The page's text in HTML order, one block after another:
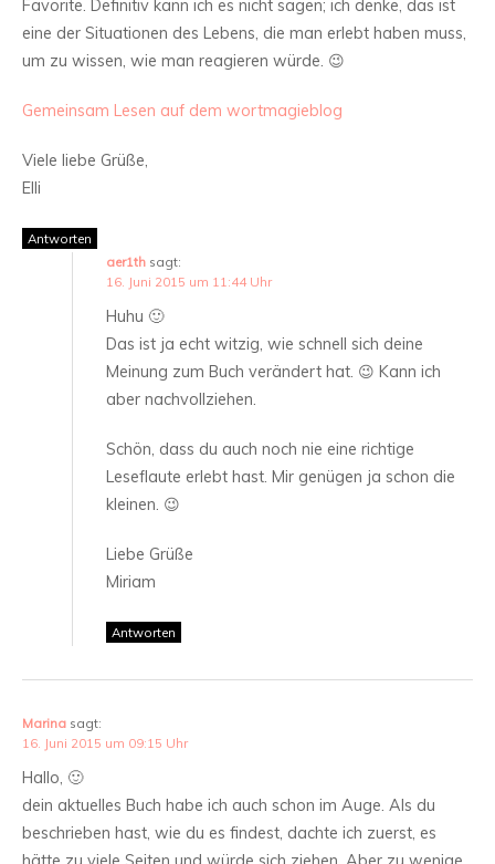
Favorite. Definitiv kann ich es nicht sagen; ich denke, das ist
eine der Situationen des Lebens, die man erlebt haben muss,
um zu wissen, wie man reagieren würde. 😉
Gemeinsam Lesen auf dem wortmagieblog
Viele liebe Grüße,
Elli
Antworten
aer1th sagt:
16. Juni 2015 um 11:44 Uhr
Huhu 🙂
Das ist ja echt witzig, wie schnell sich deine
Meinung zum Buch verändert hat. 😉 Kann ich
aber nachvollziehen.
Schön, dass du auch noch nie eine richtige
Leseflaute erlebt hast. Mir genügen ja schon die
kleinen. 😉
Liebe Grüße
Miriam
Antworten
Marina sagt:
16. Juni 2015 um 09:15 Uhr
Hallo, 🙂
dein aktuelles Buch habe ich auch schon im Auge. Als du
beschrieben hast, wie du es findest, dachte ich zuerst, es